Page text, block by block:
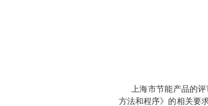
上海市节能产品的
方法和程序》的相关要